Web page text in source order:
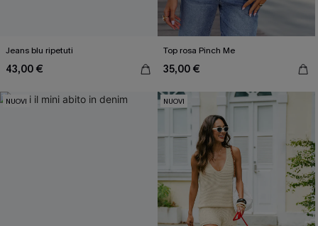
Jeans blu ripetuti
43,00 €
Top rosa Pinch Me
35,00 €
NUOVI NUOVI